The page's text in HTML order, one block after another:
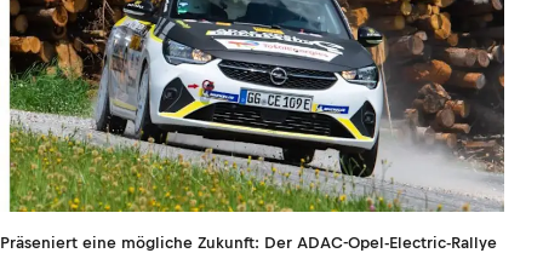
Präseniert eine mögliche Zukunft: Der ADAC-Opel-Electric-Rallye